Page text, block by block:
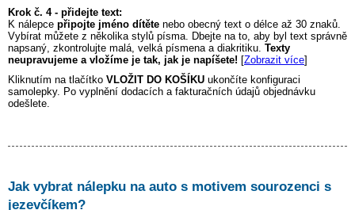
Krok č. 4 - přidejte text:
K nálepce připojte jméno dítěte nebo obecný text o délce až 30 znaků.
Vybírat můžete z několika stylů písma. Dbejte na to, aby byl text správně
napsaný, zkontrolujte malá, velká písmena a diakritiku. Texty
neupravujeme a vložíme je tak, jak je napíšete! [Zobrazit více]
Kliknutím na tlačítko VLOŽIT DO KOŠÍKU ukončíte konfiguraci
samolepky. Po vyplnění dodacích a fakturačních údajů objednávku
odešlete.
Jak vybrat nálepku na auto s motivem sourozenci s
jezevčíkem?